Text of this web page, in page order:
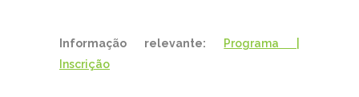
Informação relevante:
Programa |
Inscrição